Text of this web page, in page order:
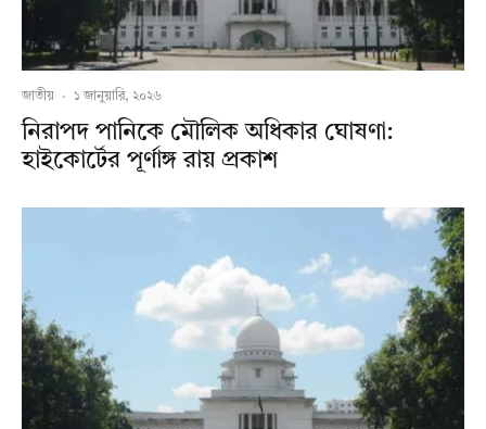
জাতীয় · ১ জানুয়ারি, ২০২৬
নিরাপদ পানিকে মৌলিক অধিকার ঘোষণা:
হাইকোর্টের পূর্ণাঙ্গ রায় প্রকাশ